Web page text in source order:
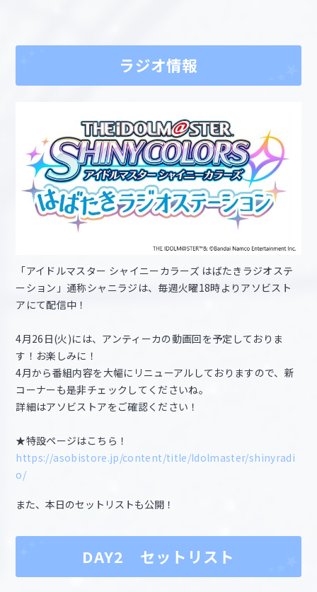
ラジオ情報
「アイドルマスター シャイニーカラーズ はばたきラジオステ
ーション」通称シャニラジは、毎週火曜18時よりアソビスト
アにて配信中！
4月26日(火)には、アンティーカの動画回を予定しておりま
す！お楽しみに！
4月から番組内容を大幅にリニューアルしておりますので、新
コーナーも是非チェックしてくださいね。
詳細はアソビストアをご確認ください！
★特設ページはこちら！
https://asobistore.jp/content/title/Idolmaster/shinyradi
o/
また、本日のセットリストも公開！
DAY2 セットリスト